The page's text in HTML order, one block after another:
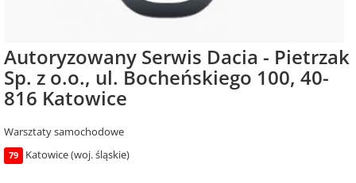
Autoryzowany Serwis Dacia - Pietrzak
Sp. z o.o., ul. Bocheńskiego 100, 40-
816 Katowice
Warsztaty samochodowe
79 Katowice (woj. śląskie)